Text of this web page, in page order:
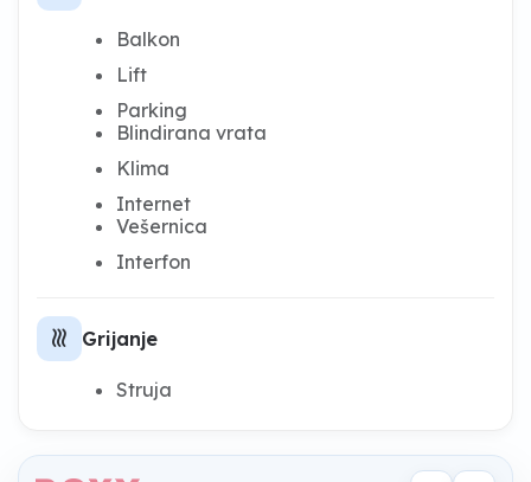
Balkon
Lift
Parking
Blindirana vrata
Klima
Internet
Vešernica
Interfon
heat Grijanje
Struja